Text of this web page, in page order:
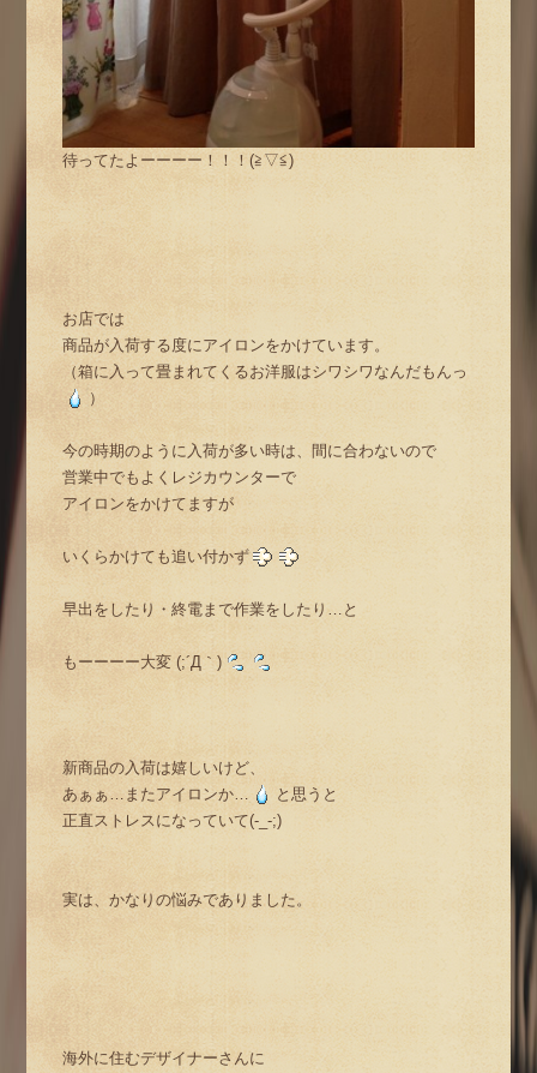
待ってたよーーーー！！！(≧▽≦)
お店では
商品が入荷する度にアイロンをかけています。
（箱に入って畳まれてくるお洋服はシワシワなんだもんっ
）
今の時期のように入荷が多い時は、間に合わないので
営業中でもよくレジカウンターで
アイロンをかけてますが
いくらかけても追い付かず
早出をしたり・終電まで作業をしたり…と
もーーーー大変 (;´Д｀)
新商品の入荷は嬉しいけど、
あぁぁ…またアイロンか…
と思うと
正直ストレスになっていて(-_-;)
実は、かなりの悩みでありました。
海外に住むデザイナーさんに